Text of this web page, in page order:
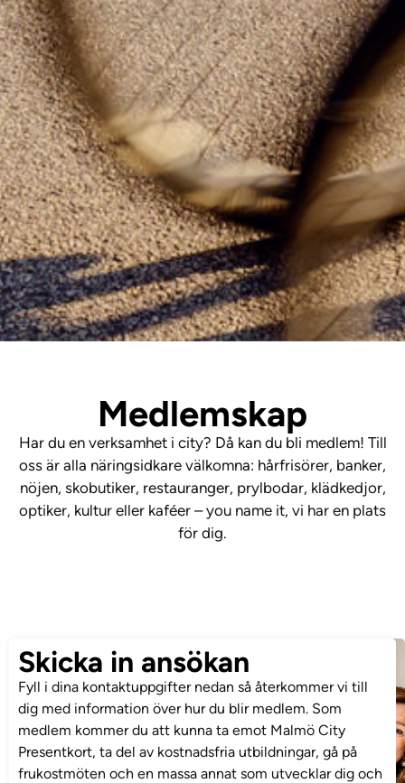
Medlemskap
Har du en verksamhet i city? Då kan du bli medlem! Till
oss är alla näringsidkare välkomna: hårfrisörer, banker,
nöjen, skobutiker, restauranger, prylbodar, klädkedjor,
optiker, kultur eller kaféer – you name it, vi har en plats
för dig.
Skicka in ansökan
Fyll i dina kontaktuppgifter nedan så återkommer vi till
dig med information över hur du blir medlem. Som
medlem kommer du att kunna ta emot Malmö City
Presentkort, ta del av kostnadsfria utbildningar, gå på
frukostmöten och en massa annat som utvecklar dig och